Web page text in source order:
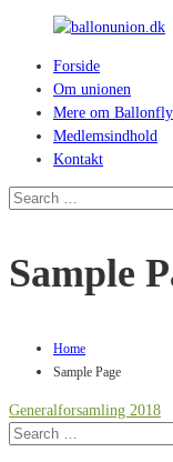
content
ballonunion.dk
hvad
vej
blæser
Forside
Om unionen
Mere om
Medlemsindhold
Kontakt
Search
Sample
Home
Sample Page
Generalforsamling 2018
Search